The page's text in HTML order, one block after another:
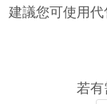
建議您可使用
若